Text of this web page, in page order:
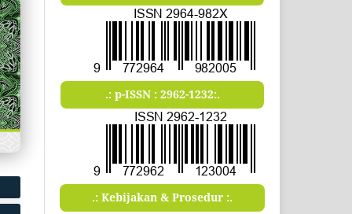
.: p-ISSN : 2962-1232:.
.: Kebijakan & Prosedur :.